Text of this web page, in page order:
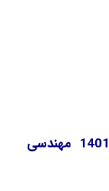
سوالات و کلید آزمون دکتری 1401 مهندسی